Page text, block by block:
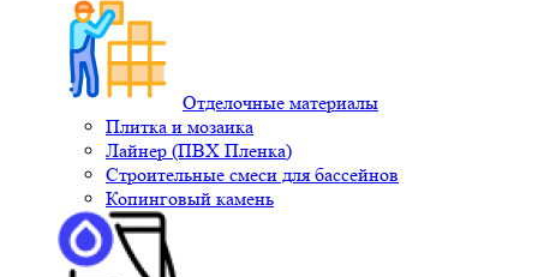
Отделочные материалы
Плитка и мозаика
Лайнер (ПВХ Пленка)
Строительные смеси для бассейнов
Копинговый камень